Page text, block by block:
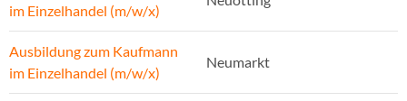
im Einzelhandel (m/w/x)
Ausbildung zum Kaufmann
im Einzelhandel (m/w/x)
Neumarkt